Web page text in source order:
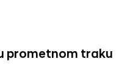
prometnom traku